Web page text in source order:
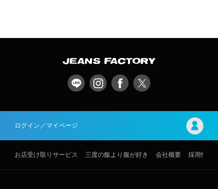
ログイン／マイページ
お店受け取りサービス 三度の飯より服が好き 会社概要 採用情報